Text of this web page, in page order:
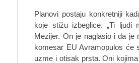
Planovi postaju konkretniji
koje stižu izbeglice. „Ti ljudi
Mezijer. On je naglasio i da je
komesar EU Avramopulos će
uzme i otisak prsta. Oni